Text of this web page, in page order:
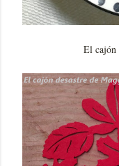
El cajón